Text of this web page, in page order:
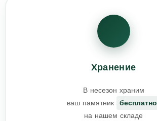
Хранение
В несезон храним
ваш памятник
бесплатно
на нашем складе